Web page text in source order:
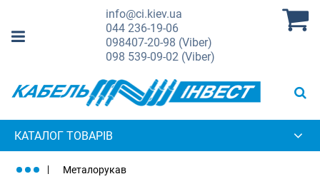
info@ci.kiev.ua
044236-19-06
098407-20-98 (Viber)
098 539-09-02 (Viber)
КАТАЛОГ ТОВАРІВ
Металорукав